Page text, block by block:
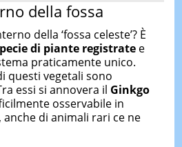
della fossa
della ‘fossa celeste’? È
di piante registratee
praticamente unico.
questi vegetali sono
essi si annovera il Ginkgo
osservabile in
di animali rari ce ne